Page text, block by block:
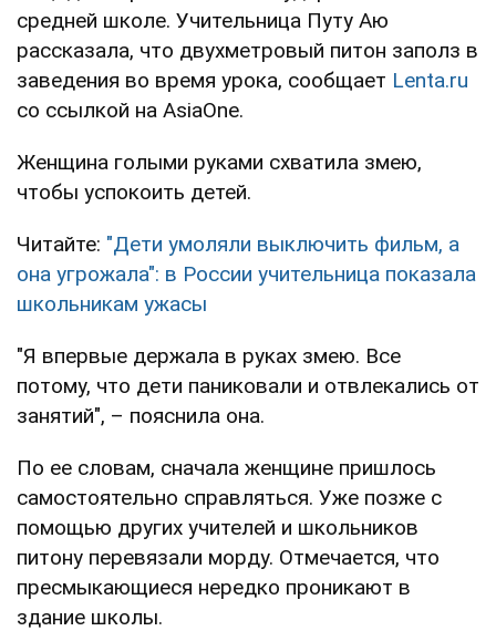
средней школе. Учительница Путу Аю
рассказала, что двухметровый питон заполз в
заведения во время урока, сообщает Lenta.ru
со ссылкой на AsiaOne.
Женщина голыми руками схватила змею,
чтобы успокоить детей.
Читайте: "Дети умоляли выключить фильм, а
она угрожала": в России учительница показала
школьникам ужасы
"Я впервые держала в руках змею. Все
потому, что дети паниковали и отвлекались от
занятий", – пояснила она.
По ее словам, сначала женщине пришлось
самостоятельно справляться. Уже позже с
помощью других учителей и школьников
питону перевязали морду. Отмечается, что
пресмыкающиеся нередко проникают в
здание школы.